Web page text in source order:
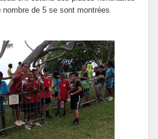
de 5 se sont montrées